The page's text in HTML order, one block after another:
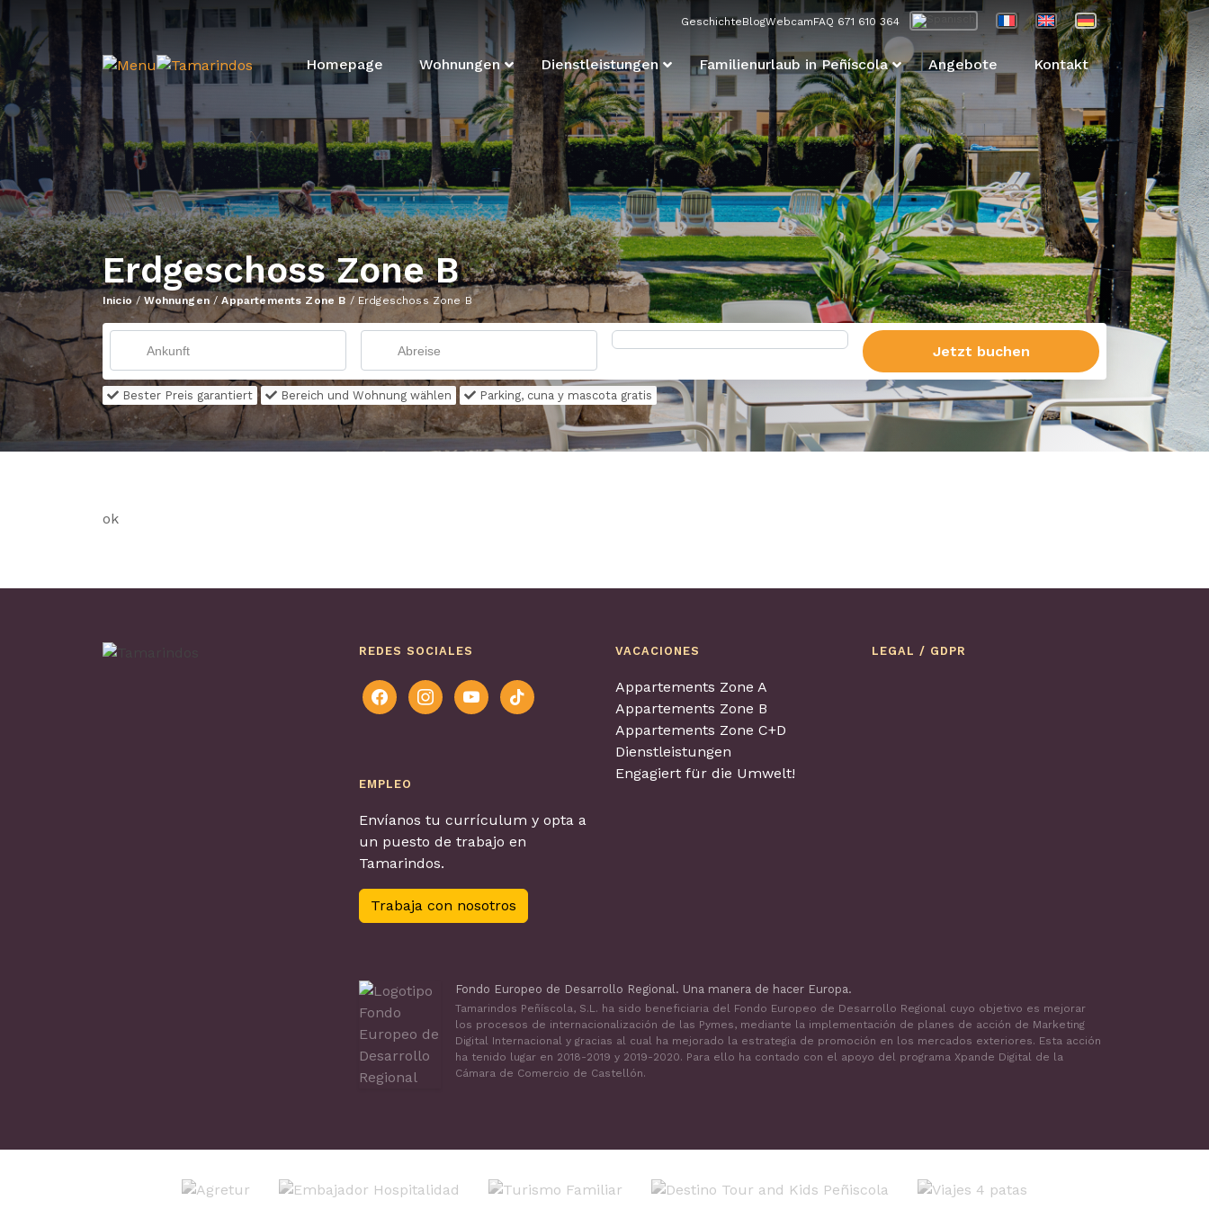
GeschichteBlogWebcamFAQ 671 610 364
Homepage Wohnungen Dienstleistungen Familienurlaub in Peñíscola Angebote Kontakt
Erdgeschoss Zone B
Inicio/Wohnungen/Appartements Zone B / Erdgeschoss Zone B
Jetzt buchen
Bester Preis garantiert Bereich und Wohnung wählen Parking, cuna y mascota gratis
ok
REDES SOCIALES
facebookinstagramyoutubetiktok
EMPLEO
Envíanos tu currículum y opta a
un puesto de trabajo en
Tamarindos.
Trabaja con nosotros
VACACIONES
Appartements Zone A
Appartements Zone B
Appartements Zone C+D
Dienstleistungen
Engagiert für die Umwelt!
LEGAL / GDPR
Fondo Europeo de Desarrollo Regional. Una manera de hacer Europa.
Tamarindos Peñíscola, S.L. ha sido beneficiaria del Fondo Europeo de Desarrollo Regional cuyo objetivo es mejorar
los procesos de internacionalización de las Pymes, mediante la implementación de planes de acción de Marketing
Digital Internacional y gracias al cual ha mejorado la estrategia de promoción en los mercados exteriores. Esta acción
ha tenido lugar en 2018-2019 y 2019-2020. Para ello ha contado con el apoyo del programa Xpande Digital de la
Cámara de Comercio de Castellón.